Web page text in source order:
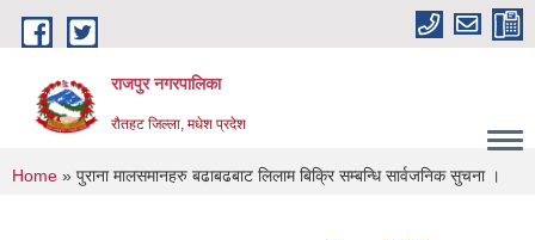
Skip to main content
राजपुर नगरपालिका
रौतहट जिल्ला, मधेश प्रदेश
You are here
Home » पुराना मालसमानहरु बढाबढबाट लिलाम बिक्रि सम्बन्धि सार्वजनिक सुचना ।